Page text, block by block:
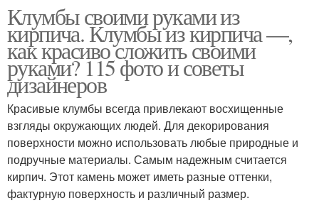
Клумбы своими руками из
кирпича. Клумбы из кирпича —,
как красиво сложить своими
руками? 115 фото и советы
дизайнеров
Красивые клумбы всегда привлекают восхищенные
взгляды окружающих людей. Для декорирования
поверхности можно использовать любые природные и
подручные материалы. Самым надежным считается
кирпич. Этот камень может иметь разные оттенки,
фактурную поверхность и различный размер.